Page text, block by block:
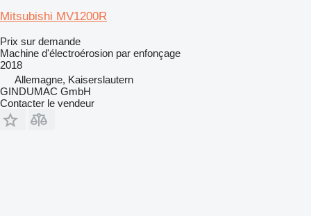
Mitsubishi MV1200R
Prix sur demande
Machine d'électroérosion par enfonçage
2018
Allemagne, Kaiserslautern
GINDUMAC GmbH
Contacter le vendeur